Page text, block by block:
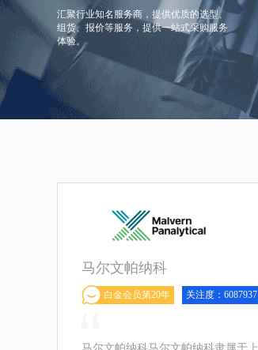
汇聚行业知名服务商，提供优质的选型、
组货、报价等服务，提供一站式采购服务
体验。
实验室篮式砂磨机
马尔文帕纳科
白金会员第20年 关注度：6087937